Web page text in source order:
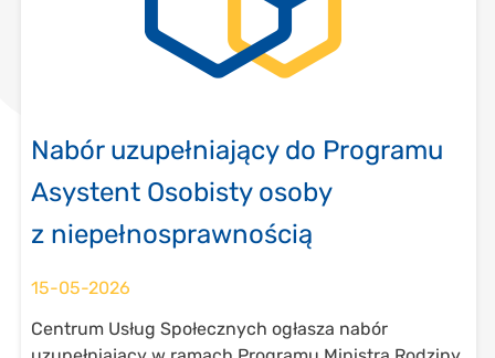
Nabór uzupełniający do Programu
Asystent Osobisty osoby
z niepełnosprawnością
15-05-2026
Centrum Usług Społecznych ogłasza nabór